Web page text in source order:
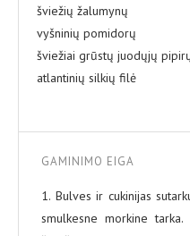
šviežių žalumynų
vyšninių pomidorų
šviežiai grūstų juodųjų
atlantinių silkių filė
GAMINIMO EIGA
1. Bulves ir cukinijas
smulkesne morkine